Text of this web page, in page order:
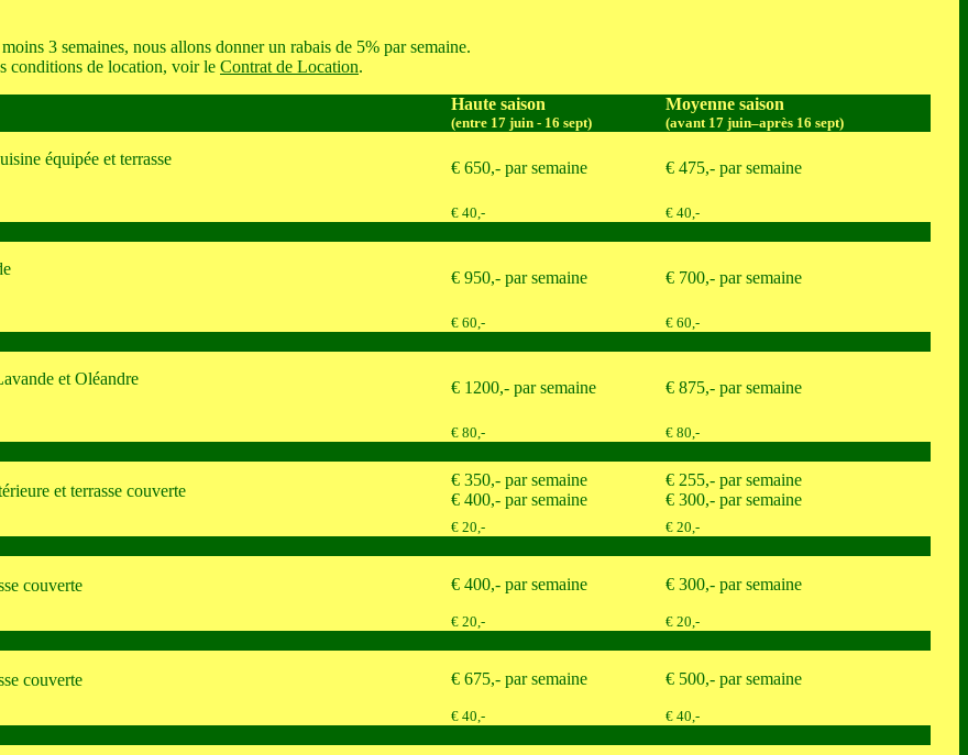
3 semaines, nous allons donner un rabais de 5% par semaine.
conditions de location, voir le Contrat de Location.
Haute saison
(entre 17 juin - 16 sept)
Moyenne saison
(avant 17 juin–après 16 sept)
équipée et terrasse € 650,- par semaine € 475,- par semaine
€ 40,- € 40,-
€ 950,- par semaine € 700,- par semaine
€ 60,- € 60,-
et Oléandre € 1200,- par semaine € 875,- par semaine
€ 80,- € 80,-
et terrasse couverte
€ 350,- par semaine
€ 400,- par semaine
€ 255,- par semaine
€ 300,- par semaine
€ 20,- € 20,-
couverte
€ 400,- par semaine € 300,- par semaine
€ 20,- € 20,-
couverte
€ 675,- par semaine € 500,- par semaine
€ 40,- € 40,-